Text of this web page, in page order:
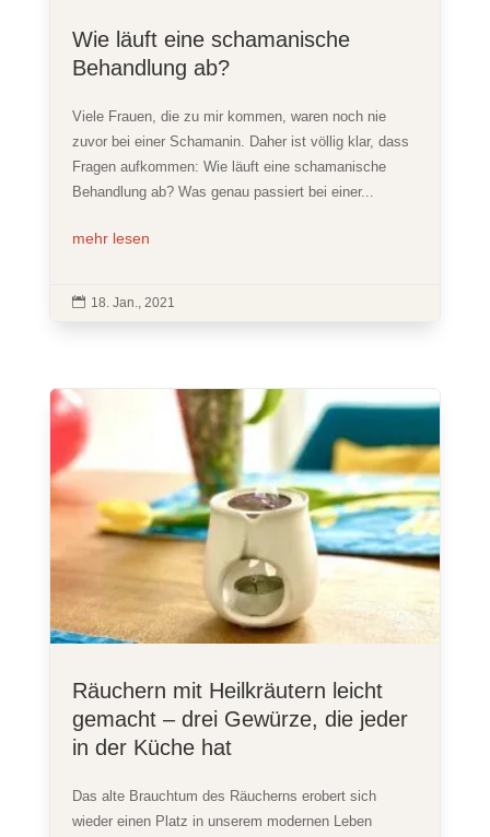
Wie läuft eine schamanische
Behandlung ab?
Viele Frauen, die zu mir kommen, waren noch nie
zuvor bei einer Schamanin. Daher ist völlig klar, dass
Fragen aufkommen: Wie läuft eine schamanische
Behandlung ab? Was genau passiert bei einer...
mehr lesen
 18. Jan., 2021
Räuchern mit Heilkräutern leicht
gemacht – drei Gewürze, die jeder
in der Küche hat
Das alte Brauchtum des Räucherns erobert sich
wieder einen Platz in unserem modernen Leben